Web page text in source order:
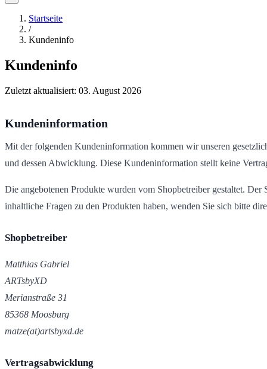
Startseite
/
Kundeninfo
Kundeninfo
Zuletzt aktualisiert: 03. August 2026
Kundeninformation
Mit der folgenden Kundeninformation kommen wir unseren
und dessen Abwicklung. Diese Kundeninformation stellt keine
Die angebotenen Produkte wurden vom Shopbetreiber gestaltet.
inhaltliche Fragen zu den Produkten haben, wenden Sie sich bitte
Shopbetreiber
Matthias Gabriel
ARTsbyXD
Merianstraße 31
85368 Moosburg
matze(at)artsbyxd.de
Vertragsabwicklung